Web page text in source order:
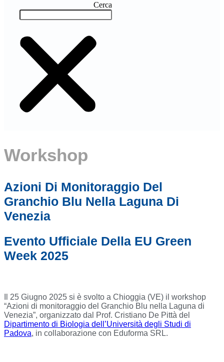
Cerca
Workshop
Azioni Di Monitoraggio Del
Granchio Blu Nella Laguna Di
Venezia
Evento Ufficiale Della EU Green
Week 2025
Il 25 Giugno 2025 si è svolto a Chioggia (VE) il workshop
“Azioni di monitoraggio del Granchio Blu nella Laguna di
Venezia”, organizzato dal Prof. Cristiano De Pittà del
Dipartimento di Biologia dell’Università degli Studi di
Padova, in collaborazione con Eduforma SRL.